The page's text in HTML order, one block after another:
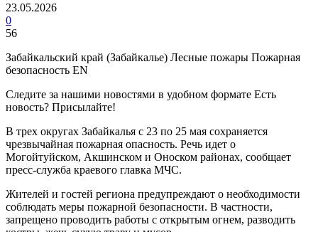
23.05.2026
0
56
Забайкальский край (Забайкалье) Лесные пожары Пожарная
безопасность EN
Следите за нашими новостями в удобном формате Есть
новость? Присылайте!
В трех округах Забайкалья с 23 по 25 мая сохраняется
чрезвычайная пожарная опасность. Речь идет о
Могойтуйском, Акшинском и Оноском районах, сообщает
пресс-служба краевого главка МЧС.
Жителей и гостей региона предупреждают о необходимости
соблюдать меры пожарной безопасности. В частности,
запрещено проводить работы с открытым огнем, разводить